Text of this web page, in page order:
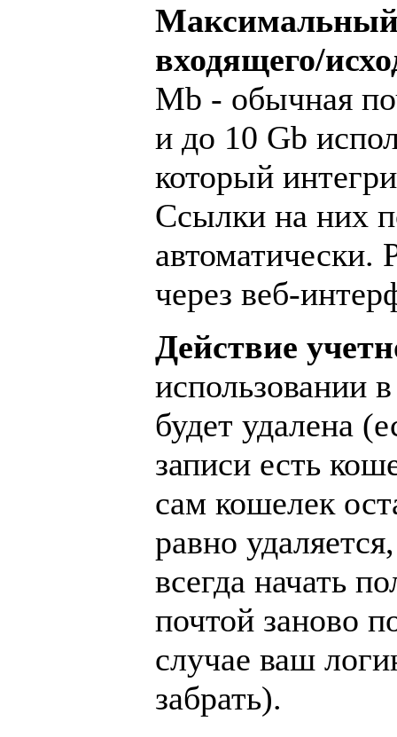
Максимальный
входящего/
Mb - обычная
и до 10 Gb
который
Ссылки на них
автоматически.
через веб-
Действие
использовании
будет удалена
записи есть
сам кошелек
равно
всегда начать
почтой заново
случае ваш
забрать).